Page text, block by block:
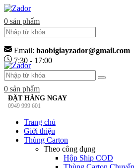
0 sản phẩm
Email: baobigiayzador@gmail.com
7:30 - 17:00
0 sản phẩm
ĐẶT HÀNG NGAY
0949 999 601
Trang chủ
Giới thiệu
Thùng Carton
Theo công dụng
Hộp Ship COD